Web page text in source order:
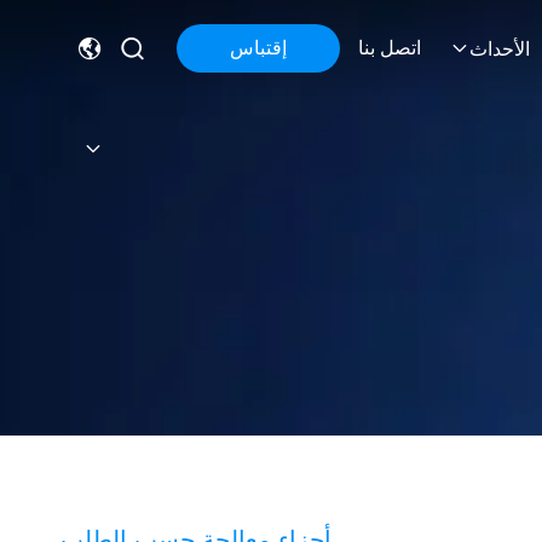
الأحداث اتصل بنا إقتباس